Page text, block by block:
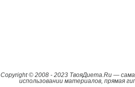
Copyright © 2008 - 2023 ТвояДиета.Ru —
использовании материалов, прямая